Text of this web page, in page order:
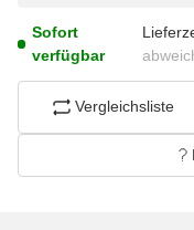
Sofort
verfügbar
Vergleichsliste